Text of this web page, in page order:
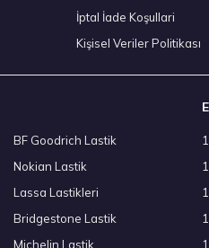
Stokta 12
Kumho
İptal İade Koşullari
Kişisel Veriler Politikası
BF Goodrich Lastik
Nokian Lastik
Lassa Lastikleri
Bridgestone Lastik
Michelin Lastik